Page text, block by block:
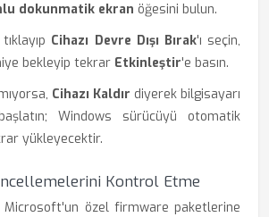
dokunmatik ekran öğesini bulun.
Cihazı Devre Dışı Bırak'ı seçin,
bekleyip tekrar Etkinleştir'e basın.
Cihazı Kaldır diyerek bilgisayarı
Windows sürücüyü otomatik
yükleyecektir.
Kontrol Etme
Microsoft'un özel firmware paketlerine